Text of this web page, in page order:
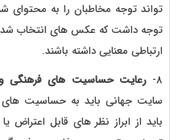
تواند توجه مخاطبان را به محتوای
توجه داشت که عکس های انتخاب شده
ارتباطی معنایی داشته باشند.
8- رعایت حساسیت های فرهنگی
سایت جهانی باید به حساسیت
باید از ابراز نظر های قابل اعتراض